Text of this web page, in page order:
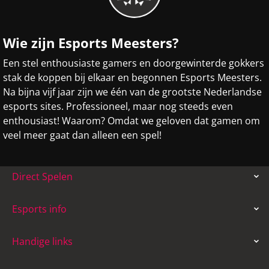
Wie zijn Esports Meesters?
Een stel enthousiaste gamers en doorgewinterde gokkers
stak de koppen bij elkaar en begonnen Esports Meesters.
Na bijna vijf jaar zijn we één van de grootste Nederlandse
esports sites. Professioneel, maar nog steeds even
enthousiast! Waarom? Omdat we geloven dat gamen om
veel meer gaat dan alleen een spel!
Direct Spelen
Esports info
Handige links